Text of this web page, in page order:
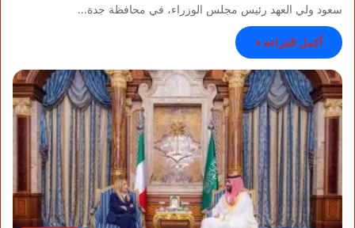
سعود ولي العهد رئيس مجلس الوزراء، في محافظة جدة…
أكمل القراءة »